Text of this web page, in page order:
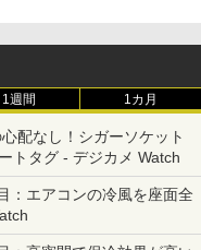
1週間 1カ月
配なし！シガーソケット
トタグ - デジカメ Watch
：エアコンの冷風を座面全